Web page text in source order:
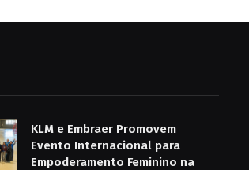
KLM e Embraer Promovem
Evento Internacional para
Empoderamento Feminino na